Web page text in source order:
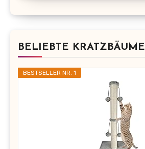
BELIEBTE KRATZBÄUME
BESTSELLER NR. 1